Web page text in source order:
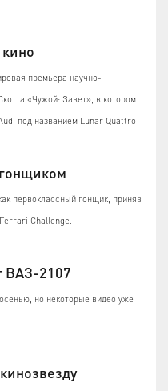
премьера научно-
«Чужой: Завет», в котором
под названием Lunar Quattro
первоклассный гонщик, приняв
Challenge.
ВАЗ-2107
но некоторые видео уже